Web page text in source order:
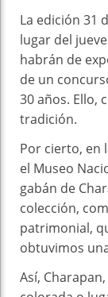
La edición 31
lugar del
habrán de
de un
30 años. Ello,
tradición.
Por cierto, en
el Museo
gabán de
colección,
patrimonial,
obtuvimos
Así,